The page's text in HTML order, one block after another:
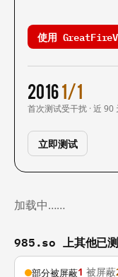
使用
2016
首次测试
1/1
受干扰 · 近 90
立即测试
加载中……
985.so 上其他已
部分被屏蔽1 被屏蔽